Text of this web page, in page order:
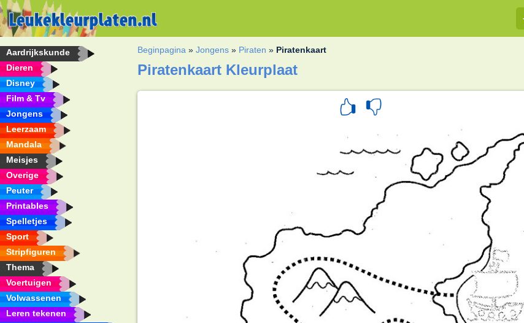
Aardrijkskunde
Dieren
Disney
Film & Tv
Jongens
Leerzaam
Mandala
Meisjes
Overige
Peuter
Printables
Spelletjes
Sport
Stripfiguren
Thema
Voertuigen
Volwassenen
Leren tekenen
Beginpagina »Jongens » Piraten » Piratenkaart
Piratenkaart Kleurplaat